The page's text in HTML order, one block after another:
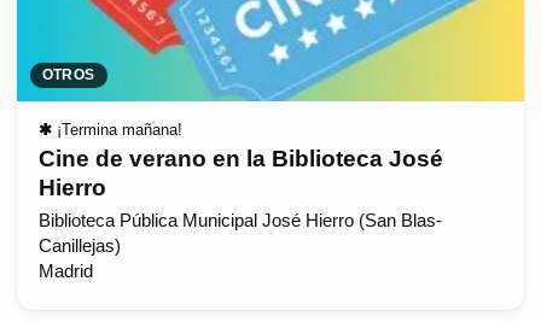
OTROS
✱ ¡Termina mañana!
Cine de verano en la Biblioteca José
Hierro
Biblioteca Pública Municipal José Hierro (San Blas-
Canillejas)
Madrid